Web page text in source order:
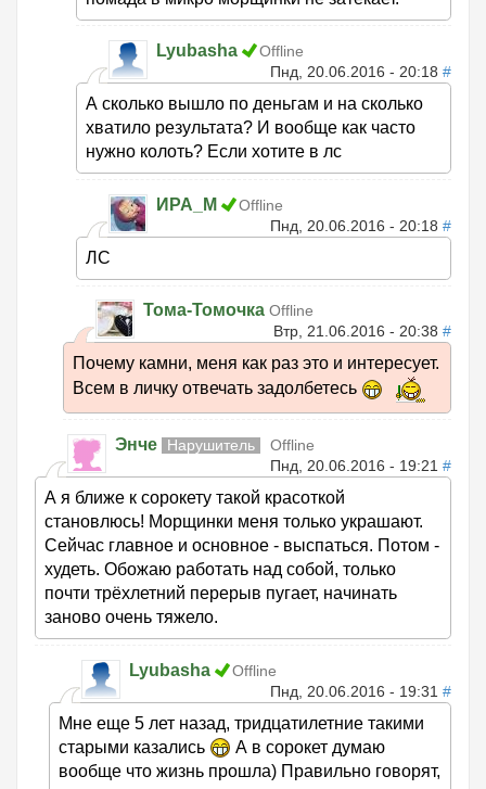
Lyubasha
Offline
Пнд, 20.06.2016 - 20:18 #
А сколько вышло по деньгам и на сколько
хватило результата? И вообще как часто
нужно колоть? Если хотите в лс
ИРА_М
Offline
Пнд, 20.06.2016 - 20:18 #
ЛС
Тома-Томочка Offline
Втр, 21.06.2016 - 20:38 #
Почему камни, меня как раз это и интересует.
Всем в личку отвечать задолбетесь
Энче Нарушитель
Offline
Пнд, 20.06.2016 - 19:21 #
А я ближе к сорокету такой красоткой
становлюсь! Морщинки меня только украшают.
Сейчас главное и основное - выспаться. Потом -
худеть. Обожаю работать над собой, только
почти трёхлетний перерыв пугает, начинать
заново очень тяжело.
Lyubasha
Offline
Пнд, 20.06.2016 - 19:31 #
Мне еще 5 лет назад, тридцатилетние такими
старыми казались
А в сорокет думаю
вообще что жизнь прошла) Правильно говорят,